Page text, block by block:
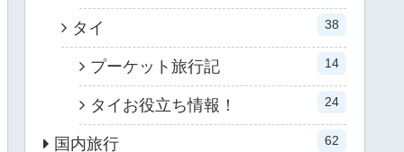
タイ 38
プーケット旅行記 14
タイお役立ち情報！ 24
国内旅行 62